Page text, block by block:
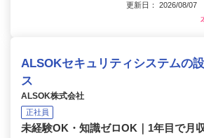
更新日： 2026/08/07
ALSOKセキュリティシステムの
ス
ALSOK株式会社
正社員
未経験OK・知識ゼロOK｜1年目で月